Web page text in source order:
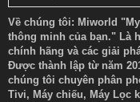
Về chúng tôi: Miworld
thông minh của bạn." Là
chính hãng và các giải
Được thành lập từ năm
chúng tôi chuyên phân
Tivi, Máy chiếu, Máy Lọc